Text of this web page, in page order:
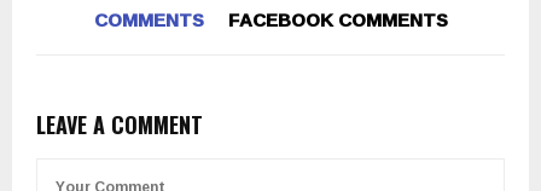
COMMENTS FACEBOOK COMMENTS
LEAVE A COMMENT